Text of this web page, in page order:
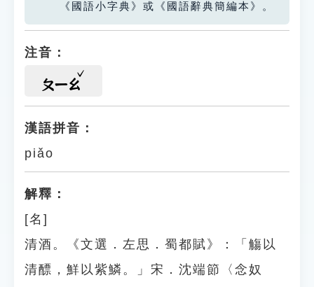
《國語小字典》或《國語辭典簡編本》。
注音：
ㄆㄧㄠ
漢語拼音：
piǎo
解釋：
[名]
清酒。《文選．左思．蜀都賦》：「觴以
清醥，鮮以紫鱗。」宋．沈端節〈念奴